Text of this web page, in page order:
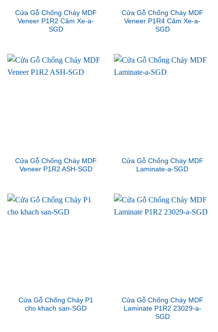
Cửa Gỗ Chống Cháy MDF
Veneer P1R2 Căm Xe-a-
SGD
Cửa Gỗ Chống Cháy MDF
Veneer P1R4 Căm Xe-a-
SGD
Cửa Gỗ Chống Cháy MDF
Veneer P1R2 ASH-SGD
Cửa Gỗ Chống Cháy MDF
Laminate-a-SGD
Cửa Gỗ Chống Cháy P1
cho khach san-SGD
Cửa Gỗ Chống Cháy MDF
Laminate P1R2 23029-a-
SGD